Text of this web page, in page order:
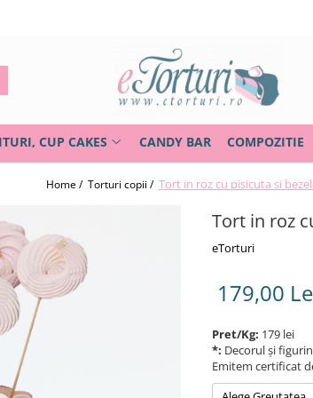
CUP CAKES CANDY BAR COMPOZITIE
Home / Torturi copii / Tort in roz cu pisicuta si
Tort in roz
eTorturi
179,00
Pret/Kg: 179 lei
*: Decorul și
Emitem certificat